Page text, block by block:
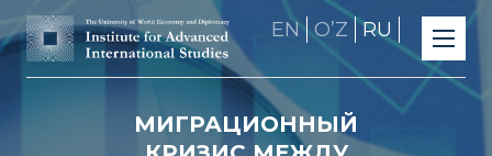
EN OʼZ RU
МИГРАЦИОННЫЙ